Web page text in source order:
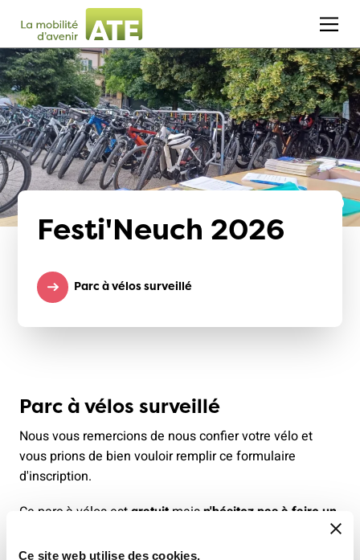
Ce site web utilise des cookies.
Festi'Neuch 2026
Parc à vélos surveillé
Parc à vélos surveillé
Nous vous remercions de nous confier votre vélo et
vous prions de bien vouloir remplir ce formulaire
d'inscription.
Ce parc à vélos estgratuit maisn'hésitez pas à faire un
au moyen des QR codes à votre disposition sur les
tables.